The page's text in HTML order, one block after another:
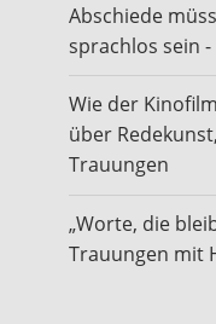
Abschiede
sprachlos sein
Wie der
über
Trauungen
„Worte, die
Trauungen mit